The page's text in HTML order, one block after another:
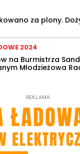
za plony.
2024
na Burmistrza
Młodzieżowa
REKLAMA